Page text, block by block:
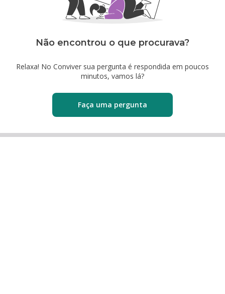
Não encontrou o que procurava?
Relaxa! No Conviver sua pergunta é respondida em poucos
minutos, vamos lá?
Faça uma pergunta